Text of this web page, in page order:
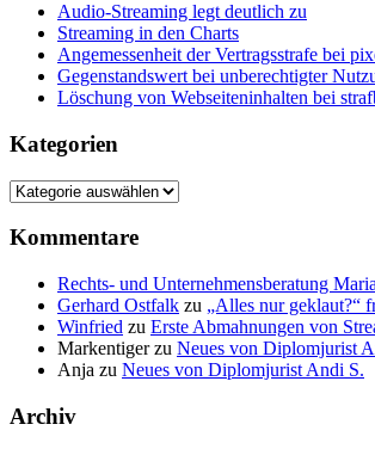
Audio-Streaming legt deutlich zu
Streaming in den Charts
Angemessenheit der Vertragsstrafe bei
Gegenstandswert bei unberechtigter
Löschung von Webseiteninhalten bei
Kategorien
Kategorien
Kommentare
Rechts- und Unternehmensberatung
Gerhard Ostfalk zu „Alles nur geklaut?“
Winfried zu Erste Abmahnungen von
Markentigerzu Neues von Diplomjurist
Anja zu Neues von Diplomjurist Andi S.
Archiv